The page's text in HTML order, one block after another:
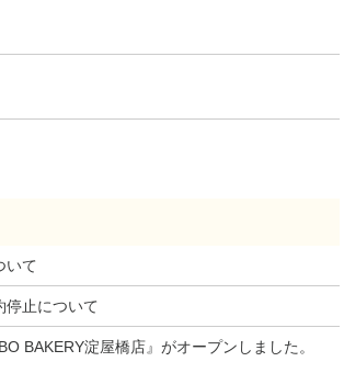
いて
停止について
BAKERY淀屋橋店』がオープンしました。